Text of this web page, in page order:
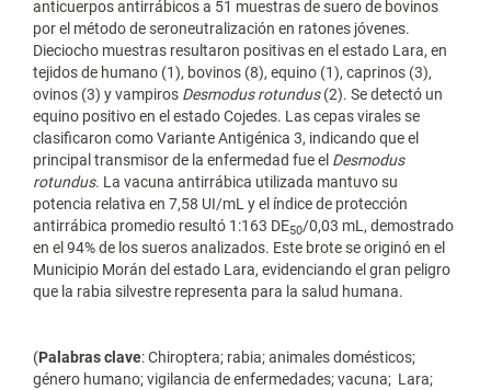
anticuerpos antirrábicos a 51 muestras de suero de bovinos
por el método de seroneutralización en ratones jóvenes.
Dieciocho muestras resultaron positivas en el estado Lara, en
tejidos de humano (1), bovinos (8), equino (1), caprinos (3),
ovinos (3) y vampiros Desmodus rotundus(2). Se detectó un
equino positivo en el estado Cojedes. Las cepas virales se
clasificaron como Variante Antigénica 3, indicando que el
principal transmisor de la enfermedad fue el Desmodus
rotundus. La vacuna antirrábica utilizada mantuvo su
potencia relativa en 7,58 UI/mL y el índice de protección
antirrábica promedio resultó 1:163 DE50/0,03 mL, demostrado
en el 94% de los sueros analizados. Este brote se originó en el
Municipio Morán del estado Lara, evidenciando el gran peligro
que la rabia silvestre representa para la salud humana.
(Palabras clave: Chiroptera; rabia; animales domésticos;
género humano; vigilancia de enfermedades; vacuna; Lara;